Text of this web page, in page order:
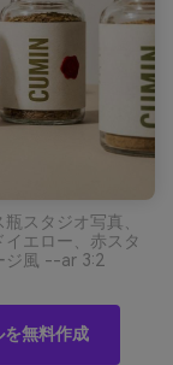
スタジオ写真、
エロー、赤スタ
ジ風 --ar 3:2
無料作成